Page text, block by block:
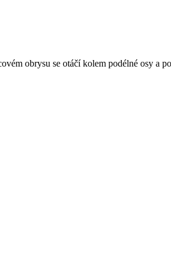
obrysu se otáčí kolem podélné osy a